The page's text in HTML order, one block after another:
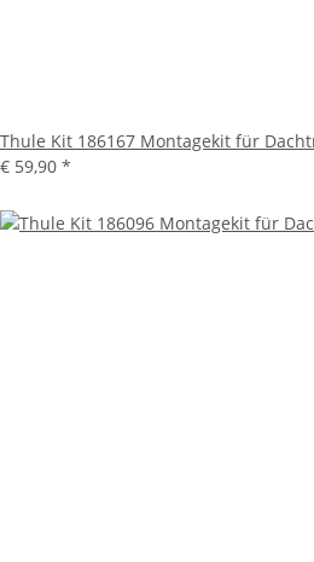
Thule Kit 186167 Montagekit für
€ 59,90 *